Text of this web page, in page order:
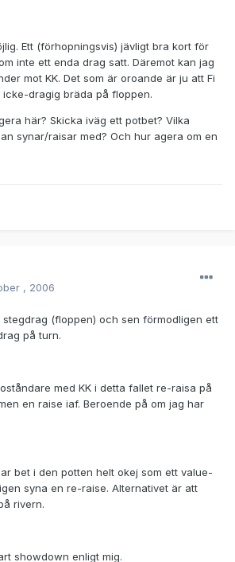
Ett (förhopningsvis) jävligt bra kort för
inte ett enda drag satt. Däremot kan jag
mot KK. Det som är oroande är ju att Fi
dragig bräda på floppen.
här? Skicka iväg ett potbet? Vilka
synar/raisar med? Och hur agera om en
, 2006
(floppen) och sen förmodligen ett
på turn.
med KK i detta fallet re-raisa på
en raise iaf. Beroende på om jag har
bet i den potten helt okej som ett value-
syna en re-raise. Alternativet är att
rivern.
showdown enligt mig.